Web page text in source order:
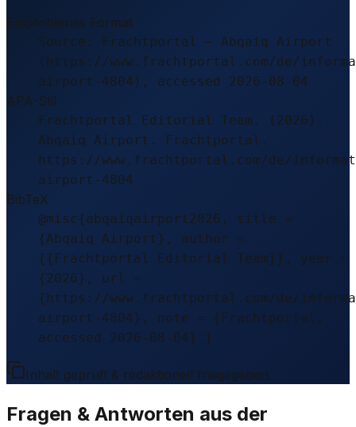
Empfohlenes Format
Source: Frachtportal – Abqaiq Airport
(https://www.frachtportal.com/de/
airport-4804), accessed 2026-08-04
APA-Stil
Frachtportal Editorial Team. (2026).
Abqaiq Airport. Frachtportal.
https://www.frachtportal.com/de/
airport-4804
BibTeX
@misc{abqaiqairport2026, title =
{Abqaiq Airport}, author =
{{Frachtportal Editorial Team}}, year =
{2026}, url =
{https://www.frachtportal.com/de/
airport-4804}, note = {Frachtportal,
accessed 2026-08-04} }
Inhalt geprüft & redaktionell freigegeben.
Fragen & Antworten aus der